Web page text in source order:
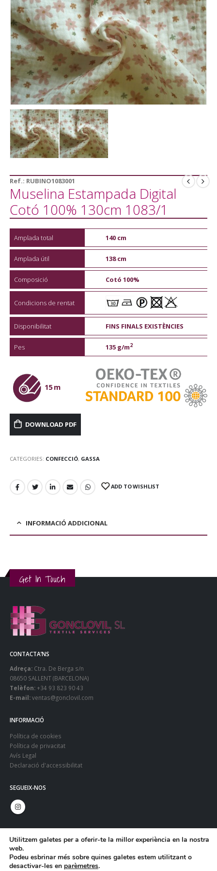
Ref.: RUBINO1083001
Muselina Estampada Digital
Cotó 100% 130cm 1083/1
Amplada total 140 cm
Amplada útil 138 cm
Composició Cotó 100%
Condicions de rentat
Disponibilitat FINS FINALS EXISTÈNCIES
Pes 135 g/m2
15 m
DOWNLOAD PDF
CATEGORIES: CONFECCIÓ, GASSA
ADD TO WISHLIST
INFORMACIÓ ADDICIONAL
Get In Touch
CONTACTA’NS
Adreça: Ctra. De Berga s/n
08650 SALLENT (BARCELONA)
Telèfon:+34 93 823 90 43
E-mail:ventas@gonclovil.com
INFORMACIÓ
Política de cookies
Política de privacitat
Avís Legal
Declaració d'accessibilitat
SEGUEIX-NOS
Utilitzem galetes per a oferir-te la millor experiència en la nostra
web.
Podeu esbrinar més sobre quines galetes estem utilitzant o
desactivar-les en parèmetres.